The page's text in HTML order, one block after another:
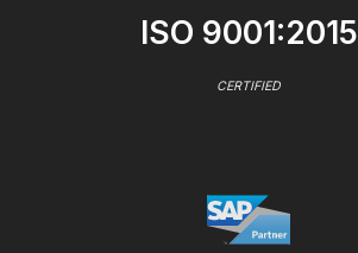
ISO 9001:2015
CERTIFIED